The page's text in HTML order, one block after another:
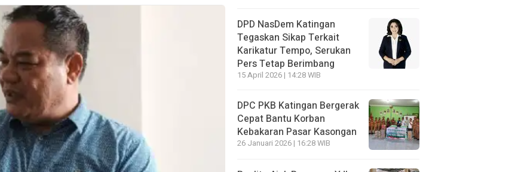
DPD NasDem Katingan
Tegaskan Sikap Terkait
Karikatur Tempo, Serukan
Pers Tetap Berimbang
15 April 2026 | 14:28 WIB
DPC PKB Katingan Bergerak
Cepat Bantu Korban
Kebakaran Pasar Kasongan
26 Januari 2026 | 16:28 WIB